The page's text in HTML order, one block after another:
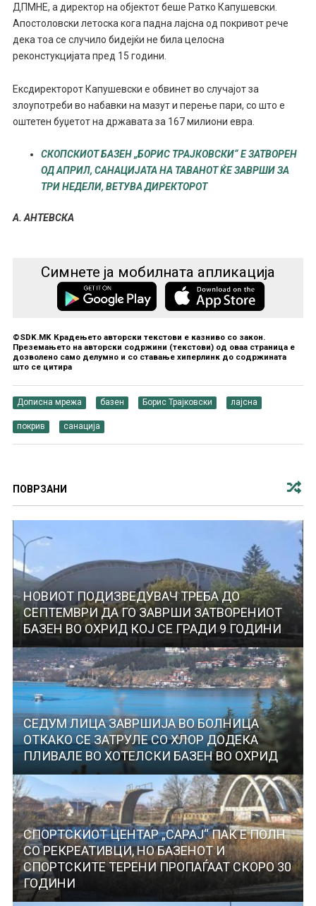
ДПМНЕ, а директор на објектот беше Ратко Капушевски.
Апостоловски летоска кога падна лајсна од покривот рече
дека тоа се случило бидејќи не била целосна
реконстукцијата пред 15 години.
Ексдиректорот Капушевски е обвинет во случајот за
злоупотреби во набавки на мазут и перење пари, со што е
оштетен буџетот на државата за 167 милиони евра.
СКОПСКИОТ БАЗЕН „БОРИС ТРАЈКОВСКИ“ Е ЗАТВОРЕН
ОД АПРИЛ, САНАЦИЈАТА НА ТАВАНОТ ЌЕ ЗАВРШИ ЗА
ТРИ НЕДЕЛИ, ВЕТУВА ДИРЕКТОРОТ
А. АНТЕВСКА
Симнете ја мобилната апликација
©SDK.MK Крадењето авторски текстови е казниво со закон.
Преземањето на авторски содржини (текстови) од оваа страница е
дозволено само делумно и со ставање хиперлинк до содржината
што се цитира
Дописна мрежа базен Борис Трајковски лајсна
покрив санација
ПОВРЗАНИ
НОВИОТ ПОДИЗВЕДУВАЧ ТРЕБА ДО
СЕПТЕМВРИ ДА ГО ЗАВРШИ ЗАТВОРЕНИОТ
БАЗЕН ВО ОХРИД КОЈ СЕ ГРАДИ 9 ГОДИНИ
СЕДУМ ЛИЦА ЗАВРШИЈА ВО БОЛНИЦА
ОТКАКО СЕ ЗАТРУЛЕ СО ХЛОР ДОДЕКА
ПЛИВАЛЕ ВО ХОТЕЛСКИ БАЗЕН ВО ОХРИД
СПОРТСКИОТ ЦЕНТАР „САРАЈ“ ПАК Е ПОЛН
СО РЕКРЕАТИВЦИ, НО БАЗЕНОТ И
СПОРТСКИТЕ ТЕРЕНИ ПРОПАЃААТ СКОРО 30
ГОДИНИ